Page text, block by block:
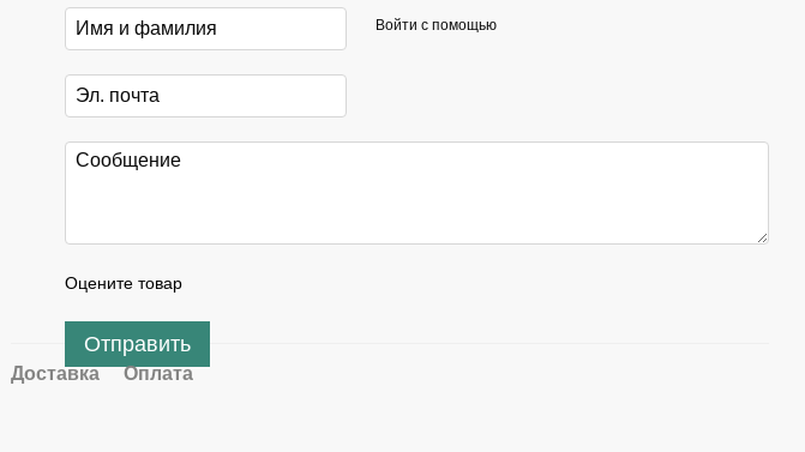
Войти с помощью
Оцените товар
Отправить
Доставка Оплата